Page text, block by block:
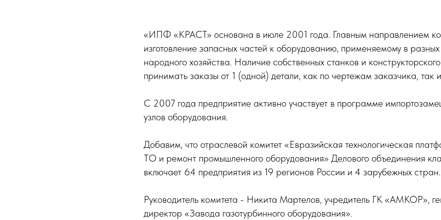
«ИПФ «КРАСТ» основана в июле 2001 года. Главным направлением
изготовление запасных частей к оборудованию, применяемому в разных
народного хозяйства. Наличие собственных станков и
принимать заказы от 1 (одной) детали, как по чертежам заказчика, так
С 2007 года предприятие активно участвует в программе
узлов оборудования.
Добавим, что отраслевой комитет «Евразийская технологическая
ТО и ремонт промышленного оборудования» Делового объединения
включает 64 предприятия из 19 регионов России и 4 зарубежных стран.
Руководитель комитета - Никита Мартелов, учредитель ГК «АМКОР»,
директор «Завода газотурбинного оборудования».